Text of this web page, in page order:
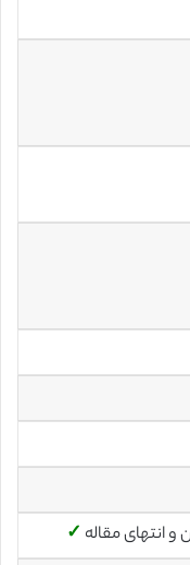
انتهای مقاله ✓